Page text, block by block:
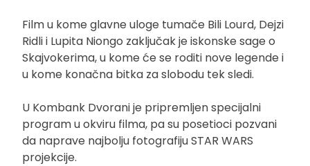
Film u kome glavne uloge tumače Bili Lourd, Dejzi
Ridli i Lupita Niongo zaključak je iskonske sage o
Skajvokerima, u kome će se roditi nove legende i
u kome konačna bitka za slobodu tek sledi.
U Kombank Dvorani je pripremljen specijalni
program u okviru filma, pa su posetioci pozvani
da naprave najbolju fotografiju STAR WARS
projekcije.